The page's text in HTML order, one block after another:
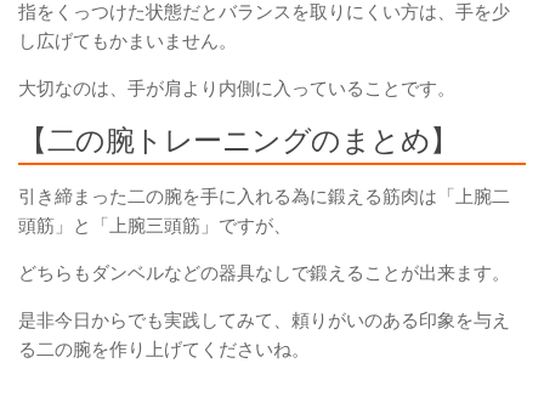
指をくっつけた状態だとバランスを取りにくい方は、手を少
し広げてもかまいません。
大切なのは、手が肩より内側に入っていることです。
【二の腕トレーニングのまとめ】
引き締まった二の腕を手に入れる為に鍛える筋肉は「上腕二
頭筋」と「上腕三頭筋」ですが、
どちらもダンベルなどの器具なしで鍛えることが出来ます。
是非今日からでも実践してみて、頼りがいのある印象を与え
る二の腕を作り上げてくださいね。